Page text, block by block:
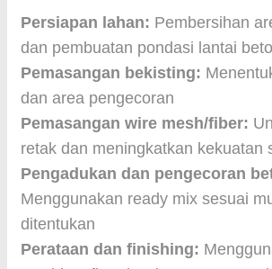
Persiapan lahan: Pembersihan
dan pembuatan pondasi lantai
Pemasangan bekisting:
dan area pengecoran
Pemasangan wire mesh/fiber:
retak dan meningkatkan kekuatan
Pengadukan dan pengecoran
Menggunakan ready mix sesuai
ditentukan
Perataan dan finishing: